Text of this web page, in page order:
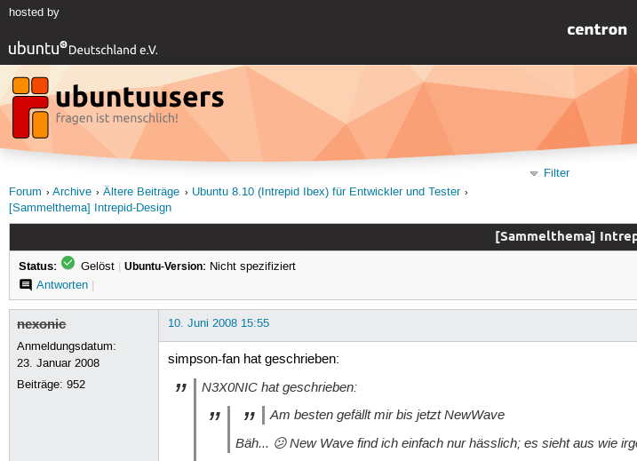
hosted by
Filter
Forum
Archive Ältere Beiträge
Ubuntu 8.10 (Intrepid Ibex) für Entwickler und Tester
[Sammelthema] Intrepid-Design
[Sammelthema]
Status: Gelöst | Ubuntu-Version: Nicht spezifiziert
Antworten|
nexonic
Anmeldungsdatum:
23. Januar 2008
Beiträge:952
10. Juni 2008 15:55
simpson-fan hat geschrieben:
N3X0NIC hat geschrieben:
Am besten gefällt mir bis jetzt NewWave
Bäh... 😕 New Wave find ich einfach nur hässlich; es sieht aus wie